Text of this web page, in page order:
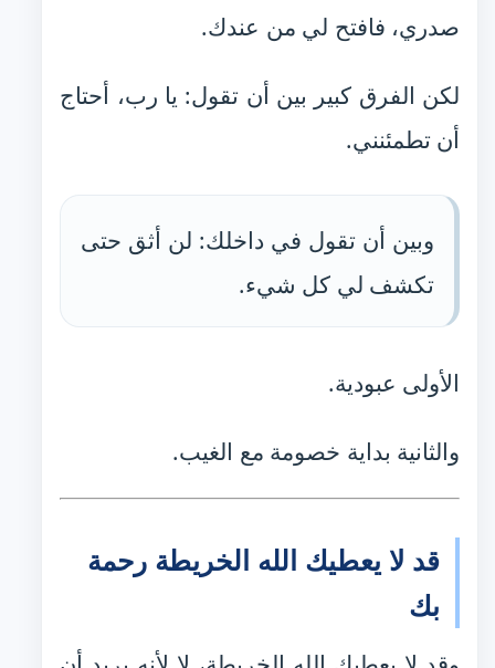
صدري، فافتح لي من عندك.
لكن الفرق كبير بين أن تقول: يا رب، أحتاج
أن تطمئنني.
وبين أن تقول في داخلك: لن أثق حتى
تكشف لي كل شيء.
الأولى عبودية.
والثانية بداية خصومة مع الغيب.
قد لا يعطيك الله الخريطة رحمة
بك